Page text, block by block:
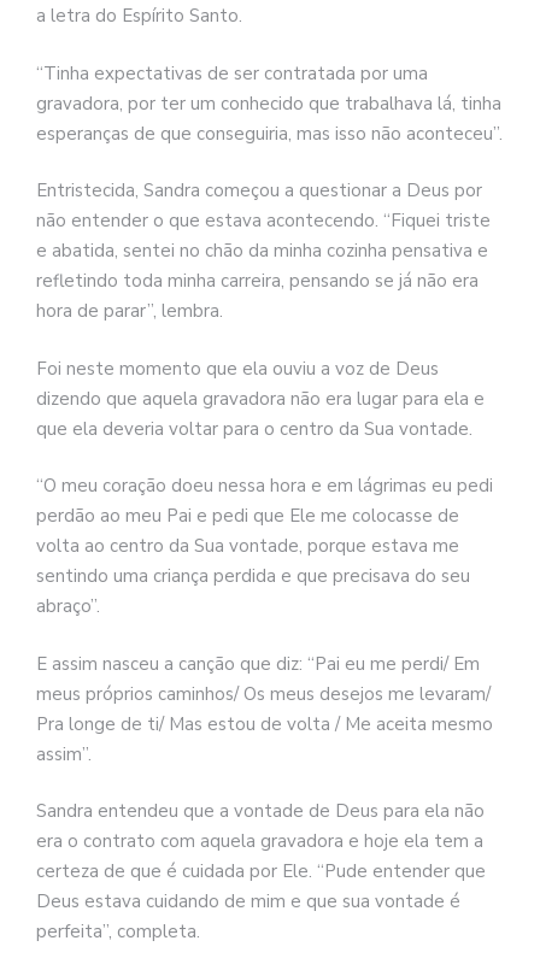
a letra do Espírito Santo.
“Tinha expectativas de ser contratada por uma
gravadora, por ter um conhecido que trabalhava lá, tinha
esperanças de que conseguiria, mas isso não aconteceu”.
Entristecida, Sandra começou a questionar a Deus por
não entender o que estava acontecendo. “Fiquei triste
e abatida, sentei no chão da minha cozinha pensativa e
refletindo toda minha carreira, pensando se já não era
hora de parar”, lembra.
Foi neste momento que ela ouviu a voz de Deus
dizendo que aquela gravadora não era lugar para ela e
que ela deveria voltar para o centro da Sua vontade.
“O meu coração doeu nessa hora e em lágrimas eu pedi
perdão ao meu Pai e pedi que Ele me colocasse de
volta ao centro da Sua vontade, porque estava me
sentindo uma criança perdida e que precisava do seu
abraço”.
E assim nasceu a canção que diz: “Pai eu me perdi/ Em
meus próprios caminhos/ Os meus desejos me levaram/
Pra longe de ti/ Mas estou de volta / Me aceita mesmo
assim”.
Sandra entendeu que a vontade de Deus para ela não
era o contrato com aquela gravadora e hoje ela tem a
certeza de que é cuidada por Ele. “Pude entender que
Deus estava cuidando de mim e que sua vontade é
perfeita”, completa.